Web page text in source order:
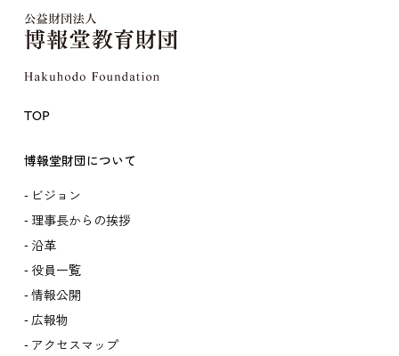
TOP
博報堂財団について
ビジョン
理事長からの挨拶
沿革
役員一覧
情報公開
広報物
アクセスマップ